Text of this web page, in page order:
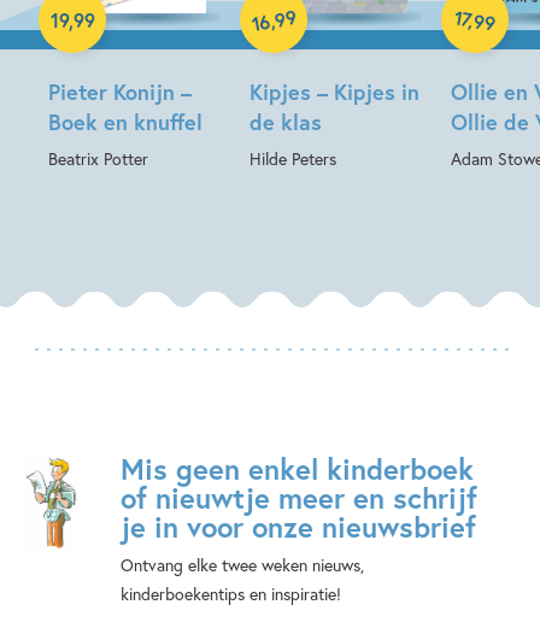
Pieter Konijn –
Boek en knuffel
Beatrix Potter
19,99
Kipjes – Kipjes in
de klas
Hilde Peters
16,99
Ollie en
Ollie de
Adam
17,99
Mis geen enkel kinderboek
of nieuwtje meer en schrijf
je in voor onze nieuwsbrief
Ontvang elke twee weken nieuws,
kinderboekentips en inspiratie!